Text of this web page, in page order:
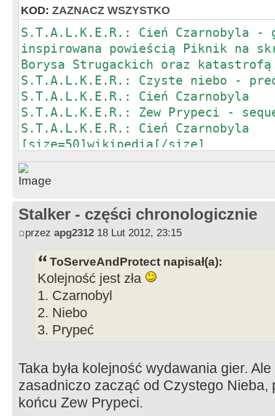
KOD: ZAZNACZ WSZYSTKO
S.T.A.L.K.E.R.: Cień Czarnobyla -
inspirowana powieścią Piknik na
Borysa Strugackich oraz katastrofą
S.T.A.L.K.E.R.: Czyste niebo -
S.T.A.L.K.E.R.: Cień Czarnobyla
S.T.A.L.K.E.R.: Zew Prypeci -
S.T.A.L.K.E.R.: Cień Czarnobyla
[size=50]wikipedia[/size]
Stalker - części chronologicznie
przez apg2312 18 Lut 2012, 23:15
ToServeAndProtect napisał(a):
Kolejność jest zła
1. Czarnobyl
2. Niebo
3. Prypeć
Taka była kolejność wydawania gier.
zasadniczo zacząć od Czystego Nieba,
końcu Zew Prypeci.